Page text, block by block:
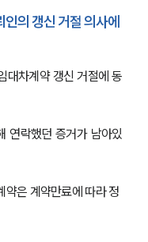
의 갱신 거절 의사에
대차계약 갱신 거절에 동
연락했던 증거가 남아있
약은 계약만료에 따라 정